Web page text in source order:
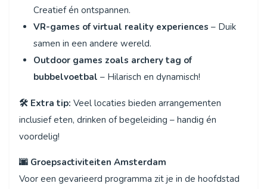
Creatief én ontspannen.
VR-games of virtual reality experiences – Duik
samen in een andere wereld.
Outdoor games zoals archery tag of
bubbelvoetbal – Hilarisch en dynamisch!
🛠️ Extra tip: Veel locaties bieden arrangementen
inclusief eten, drinken of begeleiding – handig én
voordelig!
🌆 Groepsactiviteiten Amsterdam
Voor een gevarieerd programma zit je in de hoofdstad